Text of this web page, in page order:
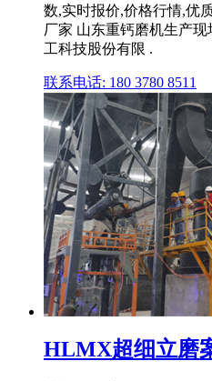
数,实时报价,价格行情,优
厂家 山东重钙磨机生产
工科技股份有限 .
联系电话: 180 3780 8511
HLMX超细立磨